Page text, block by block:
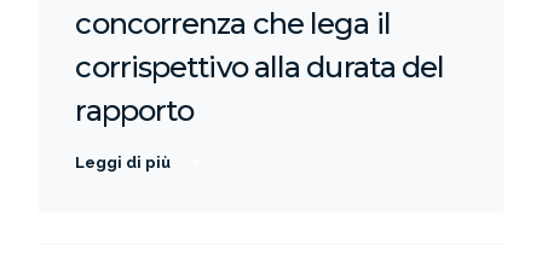
concorrenza che lega il
corrispettivo alla durata del
rapporto
Leggi di più